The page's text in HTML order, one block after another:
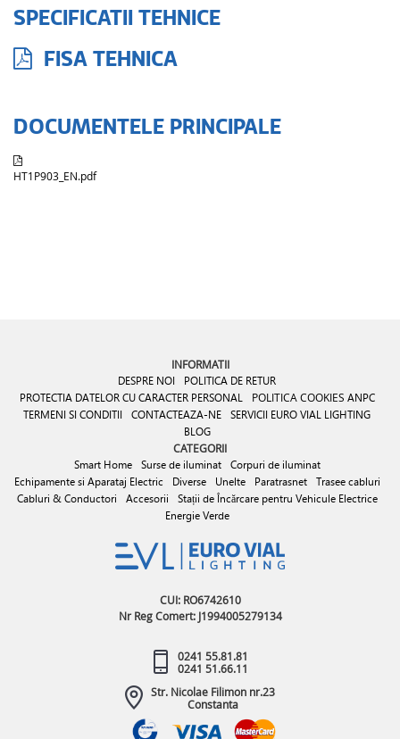
SPECIFICATII TEHNICE
FISA TEHNICA
DOCUMENTELE PRINCIPALE
HT1P903_EN.pdf
INFORMATII
DESPRE NOI
POLITICA DE RETUR
PROTECTIA DATELOR CU CARACTER PERSONAL
POLITICA COOKIES ANPC
TERMENI SI CONDITII
CONTACTEAZA-NE SERVICII EURO VIAL LIGHTING
BLOG
CATEGORII
Smart Home Surse de iluminat
Corpuri de iluminat
Echipamente si Aparataj Electric
Diverse Unelte Paratrasnet
Trasee cabluri
Cabluri & Conductori
Accesorii
Stații de Încărcare pentru Vehicule Electrice
Energie Verde
CUI: RO6742610
Nr Reg Comert: J1994005279134
0241 55.81.81
0241 51.66.11
Str. Nicolae Filimon nr.23
Constanta